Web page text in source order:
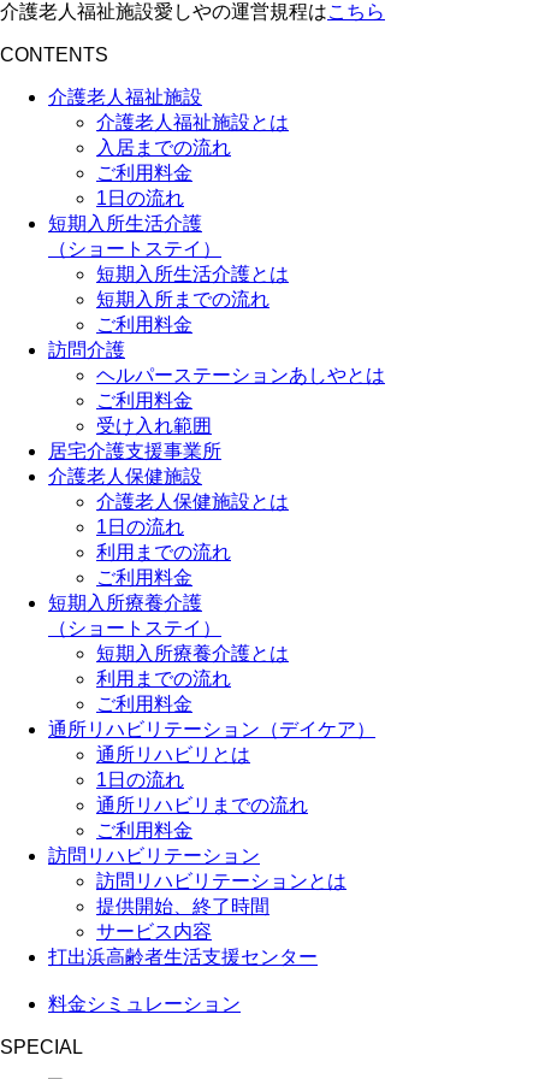
介護老人福祉施設愛しやの運営規程はこちら
CONTENTS
介護老人福祉施設
介護老人福祉施設とは
入居までの流れ
ご利用料金
1日の流れ
短期入所生活介護
（ショートステイ）
短期入所生活介護とは
短期入所までの流れ
ご利用料金
訪問介護
ヘルパーステーションあしやとは
ご利用料金
受け入れ範囲
居宅介護支援事業所
介護老人保健施設
介護老人保健施設とは
1日の流れ
利用までの流れ
ご利用料金
短期入所療養介護
（ショートステイ）
短期入所療養介護とは
利用までの流れ
ご利用料金
通所リハビリテーション（デイケア）
通所リハビリとは
1日の流れ
通所リハビリまでの流れ
ご利用料金
訪問リハビリテーション
訪問リハビリテーションとは
提供開始、終了時間
サービス内容
打出浜高齢者生活支援センター
料金シミュレーション
SPECIAL